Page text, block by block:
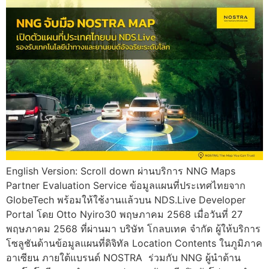
English Version: Scroll down ผ่านบริการ NNG Maps
Partner Evaluation Service ข้อมูลแผนที่ประเทศไทยจาก
GlobeTech พร้อมให้ใช้งานแล้วบน NDS.Live Developer
Portal โดย Otto Nyiro30 พฤษภาคม 2568 เมื่อวันที่ 27
พฤษภาคม 2568 ที่ผ่านมา บริษัท โกลบเทค จำกัด ผู้ให้บริการ
โซลูชันด้านข้อมูลแผนที่ดิจิทัล Location Contents ในภูมิภาค
อาเซียน ภายใต้แบรนด์ NOSTRA ร่วมกับ NNG ผู้นำด้าน